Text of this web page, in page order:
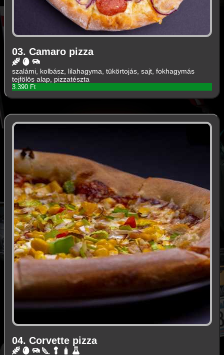
03. Camaro pizza
szalámi, kolbász, lilahagyma, tükörtojás, sajt, fokhagymás
tejfölös alap, pizzatészta
3.390 Ft
04. Corvette pizza